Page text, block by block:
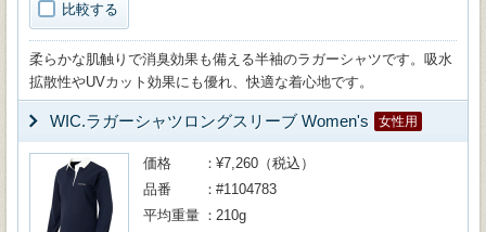
比較する
柔らかな肌触りで消臭効果も備える半袖のラガーシャツです。吸水
拡散性やUVカット効果にも優れ、快適な着心地です。
WIC.ラガーシャツロングスリーブ Women's 女性用
価格
¥7,260（税込）
品番
#1104783
平均重量
210g